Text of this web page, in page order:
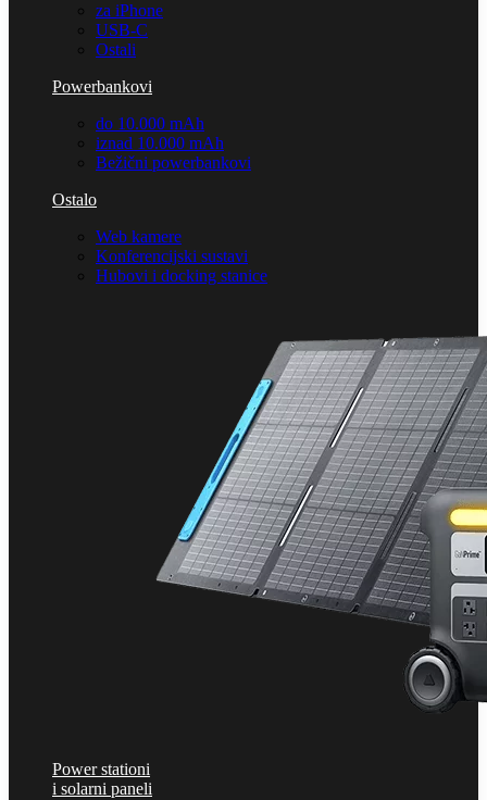
za iPhone
USB-C
Ostali
Powerbankovi
do 10.000 mAh
iznad 10.000 mAh
Bežični powerbankovi
Ostalo
Web kamere
Konferencijski sustavi
Hubovi i docking stanice
Power stationi
i solarni paneli